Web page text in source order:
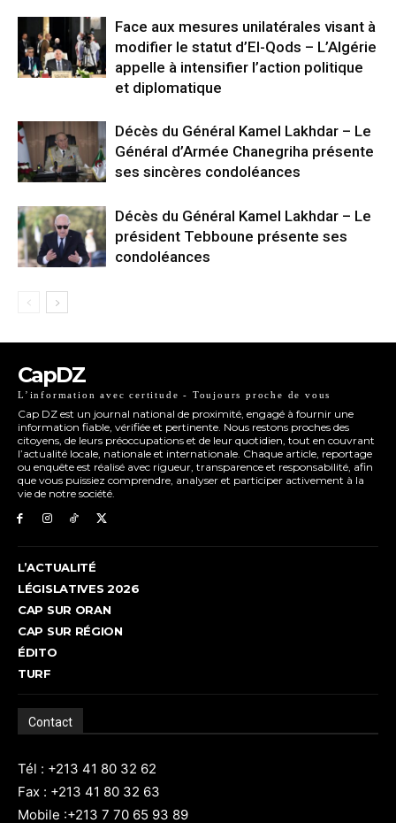
Face aux mesures unilatérales visant à
modifier le statut d’El-Qods – L’Algérie
appelle à intensifier l’action politique
et diplomatique
Décès du Général Kamel Lakhdar – Le
Général d’Armée Chanegriha présente
ses sincères condoléances
Décès du Général Kamel Lakhdar – Le
président Tebboune présente ses
condoléances
CapDZ
L’information avec certitude - Toujours proche de vous
Cap DZ est un journal national de proximité, engagé à fournir une
information fiable, vérifiée et pertinente. Nous restons proches des
citoyens, de leurs préoccupations et de leur quotidien, tout en couvrant
l’actualité locale, nationale et internationale. Chaque article, reportage
ou enquête est réalisé avec rigueur, transparence et responsabilité, afin
que vous puissiez comprendre, analyser et participer activement à la
vie de notre société.
L’ACTUALITÉ
LÉGISLATIVES 2026
CAP SUR ORAN
CAP SUR RÉGION
ÉDITO
TURF
Contact
Tél : +213 41 80 32 62
Fax : +213 41 80 32 63
Mobile :+213 7 70 65 93 89